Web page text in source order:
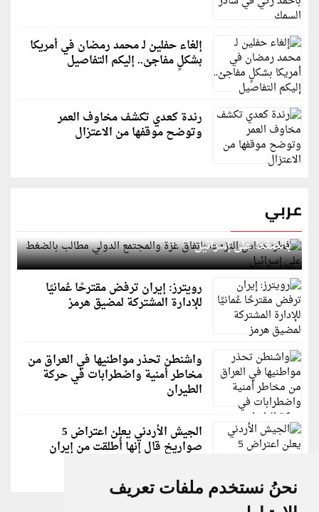
نحنُ نستخدم ملفات تعريف
إلغاء حفلين لـ محمد رمضان في أمريكا
بشكلٍ مفاجئ.. إليكم التفاصيل
رندة كعدي تكشف مخاوف العمر
وتوضح موقفها من الاعتزال
عربي
قطر: حماس التزمت باتفاق غزة والمجتمع الدولي مطالب
بالضغط على إسرائيل
رويترز: إيران ترفض مقترحًا عُمانيًا
للإدارة المشتركة لمضيق هرمز
واشنطن تحذر مواطنيها في العراق من
مخاطر أمنية واضطرابات في حركة
الطيران
الجيش الأردني يعلن اعتراض 5
صواريخ قال إنها أُطلقت من إيران